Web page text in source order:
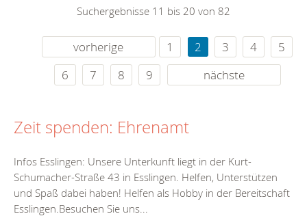
Suchergebnisse 11 bis 20 von 82
vorherige 1 2 3 4
5
6
7 8 9 nächste
Zeit spenden: Ehrenamt
Infos Esslingen: Unsere Unterkunft liegt in der Kurt-
Schumacher-Straße 43 in Esslingen. Helfen, Unterstützen
und Spaß dabei haben! Helfen als Hobby in der Bereitschaft
Esslingen.Besuchen Sie uns...